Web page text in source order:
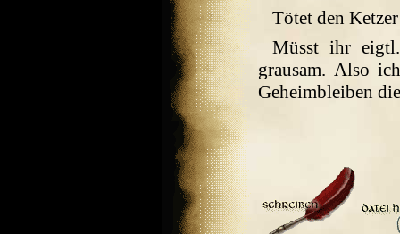
Tötet den
Müsst ihr
grausam. Also
Geheimbleiben